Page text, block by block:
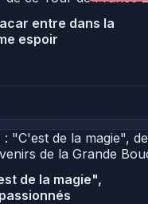
entre dans la
espoir
de la magie",